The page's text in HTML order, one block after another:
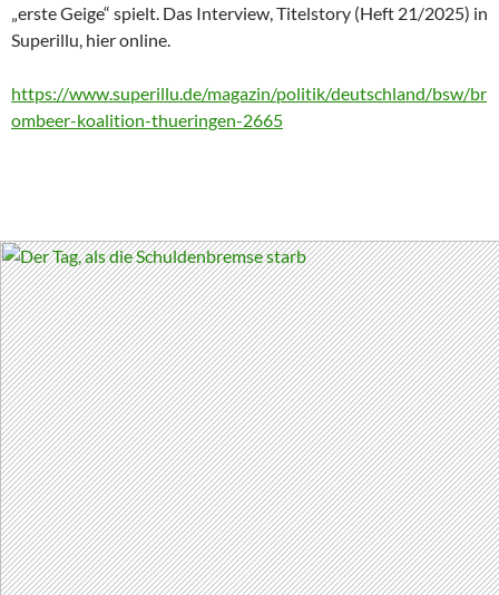
„erste Geige“ spielt. Das Interview, Titelstory (Heft 21/2025) in
Superillu, hier online.
https://www.superillu.de/magazin/politik/deutschland/bsw/br
ombeer-koalition-thueringen-2665